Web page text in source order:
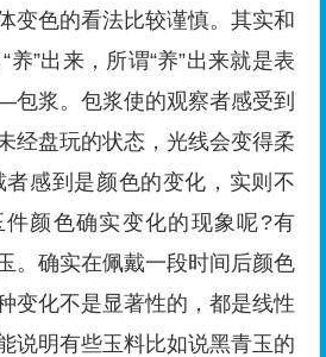
变色的看法比较谨慎。其实和
养”出来，所谓“养”出来就是表
浆。包浆使的观察者感受到
经盘玩的状态，光线会变得柔
感到是颜色的变化，实则不
颜色确实变化的现象呢?有
。确实在佩戴一段时间后颜色
变化不是显著性的，都是线性
说明有些玉料比如说黑青玉的